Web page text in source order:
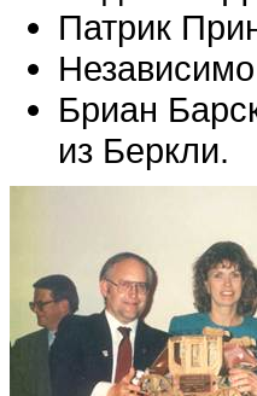
Патрик
Бриан
из Беркли.